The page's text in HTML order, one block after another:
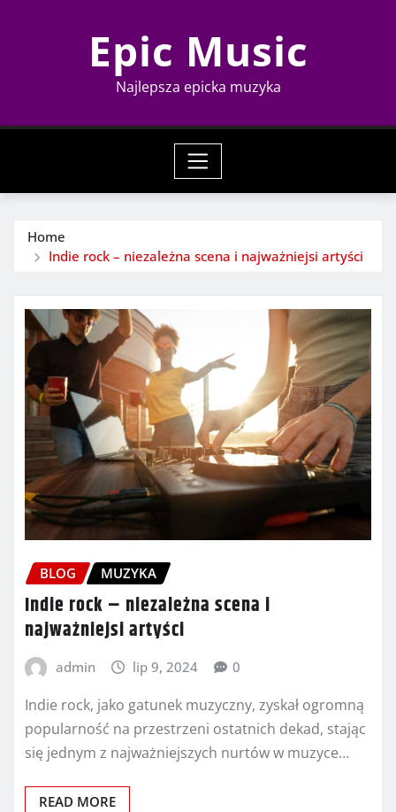
Epic Music
Najlepsza epicka muzyka
Home
Indie rock – niezależna scena i najważniejsi artyści
BLOG MUZYKA
Indie rock – niezależna scena i
najważniejsi artyści
admin lip 9, 2024 0
Indie rock, jako gatunek muzyczny, zyskał ogromną
popularność na przestrzeni ostatnich dekad, stając
się jednym z najważniejszych nurtów w muzyce…
READ MORE